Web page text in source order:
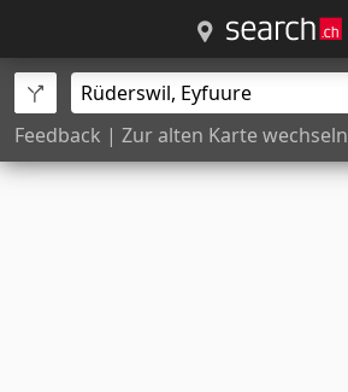
Feedback | Zur alten Karte wechseln